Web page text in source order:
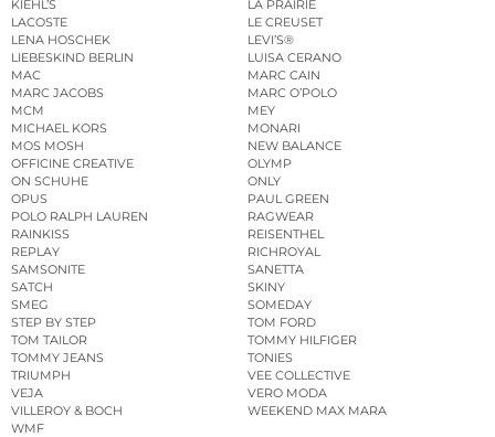
KIEHL’S
LA PRAIRIE
LACOSTE
LE CREUSET
LENA HOSCHEK
LEVI’S®
LIEBESKIND BERLIN
LUISA CERANO
MAC
MARC CAIN
MARC JACOBS
MARC O’POLO
MCM
MEY
MICHAEL KORS
MONARI
MOS MOSH
NEW BALANCE
OFFICINE CREATIVE
OLYMP
ON SCHUHE
ONLY
OPUS
PAUL GREEN
POLO RALPH LAUREN
RAGWEAR
RAINKISS
REISENTHEL
REPLAY
RICHROYAL
SAMSONITE
SANETTA
SATCH
SKINY
SMEG
SOMEDAY
STEP BY STEP
TOM FORD
TOM TAILOR
TOMMY HILFIGER
TOMMY JEANS
TONIES
TRIUMPH
VEE COLLECTIVE
VEJA
VERO MODA
VILLEROY & BOCH
WEEKEND MAX MARA
WMF